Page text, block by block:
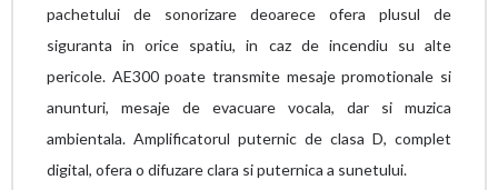
pachetului de sonorizare deoarece ofera plusul de
siguranta in orice spatiu, in caz de incendiu su alte
pericole. AE300 poate transmite mesaje promotionale si
anunturi, mesaje de evacuare vocala, dar si muzica
ambientala. Amplificatorul puternic de clasa D, complet
digital, ofera o difuzare clara si puternica a sunetului.